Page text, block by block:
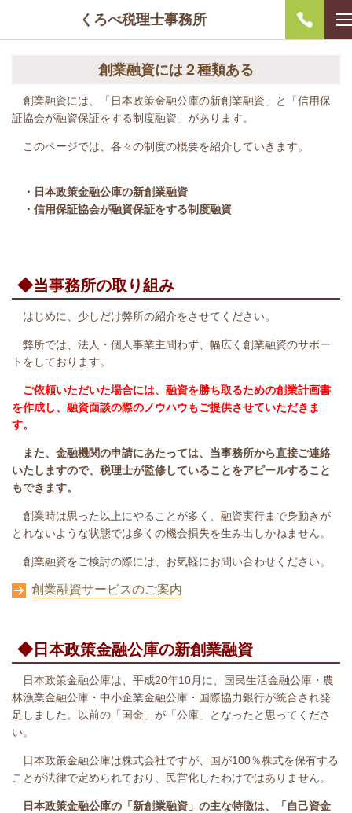
くろべ税理士事務所
創業融資には２種類ある
創業融資には、「日本政策金融公庫の新創業融資」と「信用保
証協会が融資保証をする制度融資」があります。
このページでは、各々の制度の概要を紹介していきます。
・日本政策金融公庫の新創業融資
・信用保証協会が融資保証をする制度融資
◆当事務所の取り組み
はじめに、少しだけ弊所の紹介をさせてください。
弊所では、 法人・個人事業主問わず、幅広く創業融資のサポー
トをしております。
ご依頼いただいた場合には、融資を勝ち取るための創業計画書
を作成し、融資面談の際のノウハウもご提供させていただきま
す。
また、金融機関の申請にあたっては、当事務所から直接ご連絡
いたしますので、税理士が監修していることをアピールすること
もできます。
創業時は思った以上にやることが多く、融資実行まで身動きが
とれないような状態では多くの機会損失を生み出しかねません。
創業融資をご検討の際には、 お気軽にお問い合わせください。
創業融資サービスのご案内
◆日本政策金融公庫の新創業融資
日本政策金融公庫は、平成20年10月に、国民生活金融公庫・農
林漁業金融公庫・中小企業金融公庫・国際協力銀行が統合され発
足しました。以前の「国金」が「公庫」となったと思ってくださ
い。
日本政策金融公庫は株式会社ですが、国が100％株式を保有する
ことが法律で定められており、民営化したわけではありません。
日本政策金融公庫の「新創業融資」の主な特徴は、「自己資金